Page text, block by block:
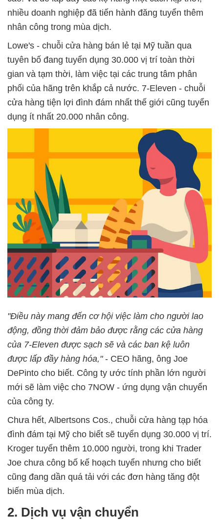
nhiều doanh nghiệp đã tiến hành đăng tuyển thêm
nhân công trong mùa dịch.
Lowe's - chuỗi cửa hàng bán lẻ tại Mỹ tuần qua
tuyên bố đang tuyển dụng 30.000 vị trí toàn thời
gian và tạm thời, làm việc tại các trung tâm phân
phối của hãng trên khắp cả nước. 7-Eleven - chuỗi
cửa hàng tiện lợi đình đám nhất thế giới cũng tuyển
dụng ít nhất 20.000 nhân công.
"Điều này mang đến cơ hội việc làm cho người lao
động, đồng thời đảm bảo được rằng các cửa hàng
của 7-Eleven được sạch sẽ và các ban kệ luôn
được lấp đầy hàng hóa,"- CEO hãng, ông Joe
DePinto cho biết. Công ty ước tính phần lớn người
mới sẽ làm việc cho 7NOW - ứng dụng vận chuyển
của công ty.
Chưa hết, Albertsons Cos., chuỗi cửa hàng tạp hóa
đình đám tại Mỹ cho biết sẽ tuyển dụng 30.000 vị trí.
Kroger tuyển thêm 10.000 người, trong khi Trader
Joe chưa công bố kế hoạch tuyển nhưng cho biết
cũng đang dần quá tải với các đơn hàng tăng đột
biến mùa dịch.
2. Dịch vụ vận chuyển